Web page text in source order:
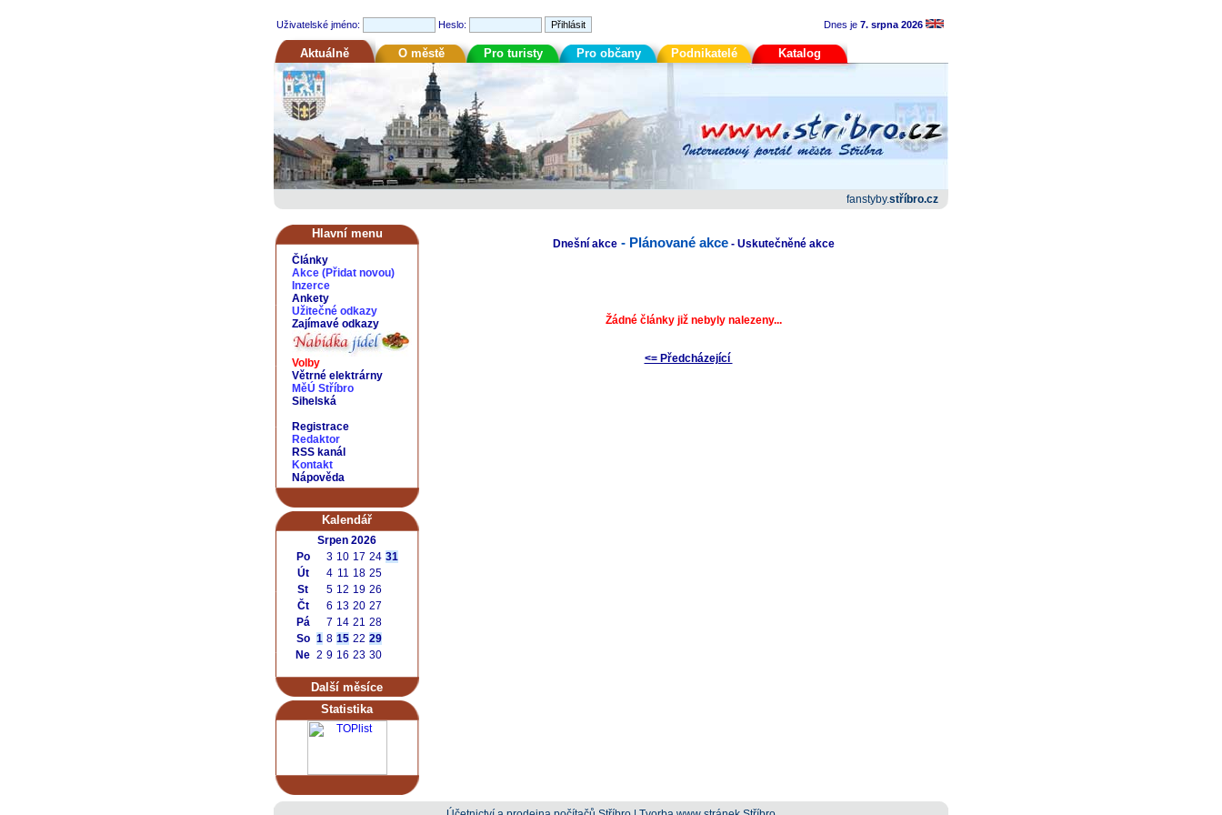
Uživatelské jméno: Heslo: Dnes je 7. srpna 2026
Aktuálně O městě Pro turisty Pro občany Podnikatelé Katalog
fanstyby.stříbro.cz
Hlavní menu
Články
Akce (Přidat novou)
Inzerce
Ankety
Užitečné odkazy
Zajímavé odkazy
Volby
Větrné elektrárny
MěÚ Stříbro
Sihelská
Registrace
Redaktor
RSS kanál
Kontakt
Nápověda
Kalendář
Srpen 2026
Po
3 10 17 24 31
Út
4 11 18 25
St
5 12 19 26
Čt
6 13 20 27
Pá
7 14 21 28
So 1 8 15 22 29
Ne 2 9 16 23 30
Další měsíce
Statistika
Dnešní akce - Plánované akce - Uskutečněné akce
Žádné články již nebyly nalezeny...
<= Předcházející